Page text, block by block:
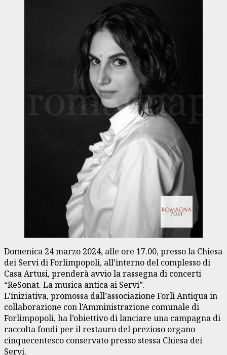
Domenica 24 marzo 2024, alle ore 17.00, presso la Chiesa
dei Servi di Forlimpopoli, all’interno del complesso di
Casa Artusi, prenderà avvio la rassegna di concerti
“ReSonat. La musica antica ai Servi”.
L’iniziativa, promossa dall’associazione Forlì Antiqua in
collaborazione con l’Amministrazione comunale di
Forlimpopoli, ha l’obiettivo di lanciare una campagna di
raccolta fondi per il restauro del prezioso organo
cinquecentesco conservato presso stessa Chiesa dei
Servi.